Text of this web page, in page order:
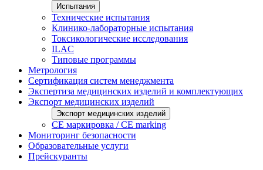
Испытания
Технические испытания
Клинико-лабораторные испытания
Токсикологические исследования
ILAС
Типовые программы
Метрология
Сертификация систем менеджмента
Экспертиза медицинских изделий и комплектующих
Экспорт медицинских изделий
Экспорт медицинских изделий
CE маркировка / CE marking
Мониторинг безопасности
Образовательные услуги
Прейскуранты